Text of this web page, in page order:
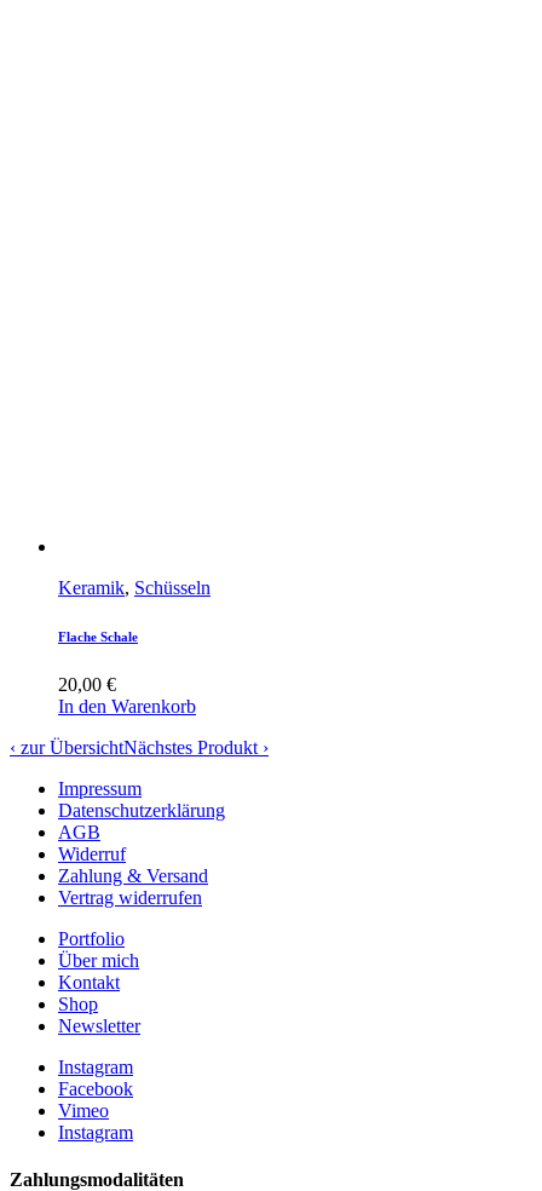
Keramik, Schüsseln
Flache Schale
20,00 €
In den Warenkorb
‹ zur ÜbersichtNächstes Produkt ›
Impressum
Datenschutzerklärung
AGB
Widerruf
Zahlung & Versand
Vertrag widerrufen
Portfolio
Über mich
Kontakt
Shop
Newsletter
Instagram
Facebook
Vimeo
Instagram
Zahlungsmodalitäten